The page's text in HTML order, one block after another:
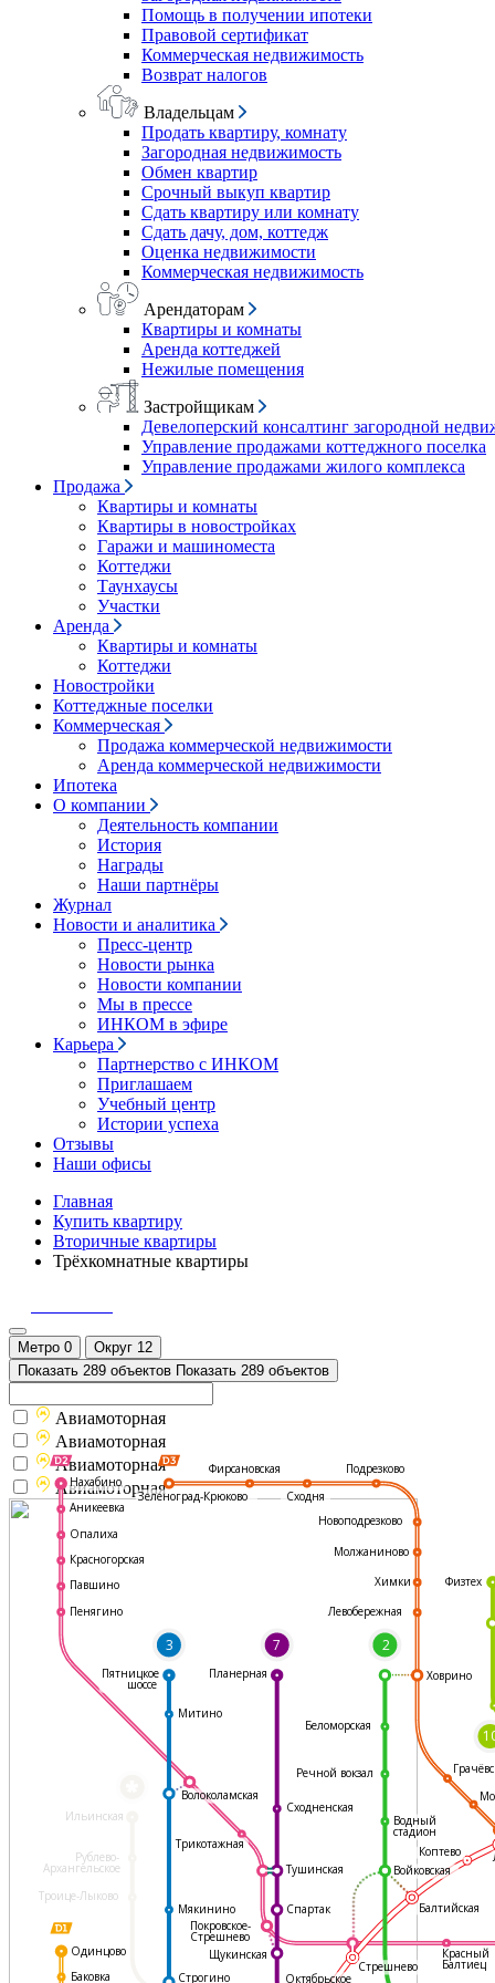
Помощь в получении ипотеки
Правовой сертификат
Коммерческая недвижимость
Возврат налогов
Владельцам
Продать квартиру, комнату
Загородная недвижимость
Обмен квартир
Срочный выкуп квартир
Сдать квартиру или комнату
Сдать дачу, дом, коттедж
Оценка недвижимости
Коммерческая недвижимость
Арендаторам
Квартиры и комнаты
Аренда коттеджей
Нежилые помещения
Застройщикам
Девелоперский консалтинг загородной
Управление продажами коттеджного поселка
Управление продажами жилого комплекса
Продажа
Квартиры и комнаты
Квартиры в новостройках
Гаражи и машиноместа
Коттеджи
Таунхаусы
Участки
Аренда
Квартиры и комнаты
Коттеджи
Новостройки
Коттеджные поселки
Коммерческая
Продажа коммерческой недвижимости
Аренда коммерческой недвижимости
Ипотека
О компании
Деятельность компании
История
Награды
Наши партнёры
Журнал
Новости и аналитика
Пресс-центр
Новости рынка
Новости компании
Мы в прессе
ИНКОМ в эфире
Карьера
Партнерство с ИНКОМ
Приглашаем
Учебный центр
Истории успеха
Отзывы
Наши офисы
Главная
Купить квартиру
Вторичные квартиры
Трёхкомнатные квартиры
Метро 0 Округ 12
Показать 289 объектов Показать 289 объектов
Ильинская
Рублево-
Архангельское
Троице-Лыково
3 7 2
Фирсановская
Сходня
Подрезково
Новоподрезково
Молжаниново
Химки
Левобережная
Ховрино
Красный
Балтиец
Коптево
Балтийская
Войковская
Водный
стадион
Сходненская
Трикотажная
Волоколамская
Тушинская
Мякинино
Строгино
Митино
Нахабино
Аникеевка
Опалиха
Красногорская
Павшино
Пенягино
Одинцово
Баковка
Пятницкое
шоссе
Планерная
Спартак
Стрешнево
Щукинская
Октябрьское
Физтех
Речной вокзал
Беломорская
Покровское-
Стрешнево
Зеленоград-Крюково
Авиамоторная
Авиамоторная
Авиамоторная
Авиамоторная